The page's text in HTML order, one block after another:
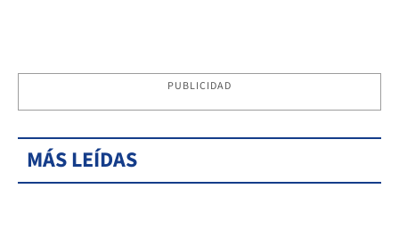
PUBLICIDAD
MÁS LEÍDAS